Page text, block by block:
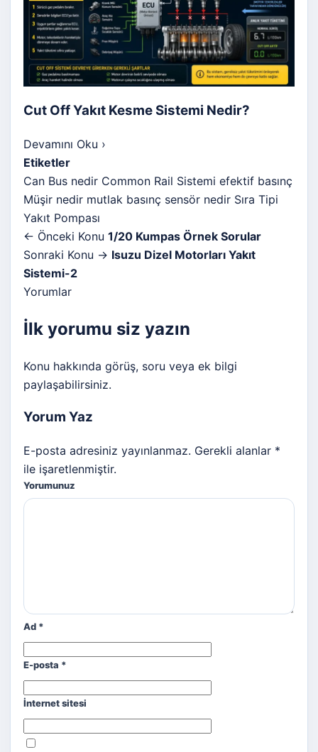
Cut Off Yakıt Kesme Sistemi Nedir?
Devamını Oku ›
Etiketler
Can Bus nedir Common Rail Sistemi efektif basınç
Müşir nedir mutlak basınç sensör nedir Sıra Tipi
Yakıt Pompası
← Önceki Konu 1/20 Kumpas Örnek Sorular
Sonraki Konu → Isuzu Dizel Motorları Yakıt
Sistemi-2
Yorumlar
İlk yorumu siz yazın
Konu hakkında görüş, soru veya ek bilgi
paylaşabilirsiniz.
Yorum Yaz
E-posta adresiniz yayınlanmaz. Gerekli alanlar *
ile işaretlenmiştir.
Yorumunuz
Ad *
E-posta *
İnternet sitesi